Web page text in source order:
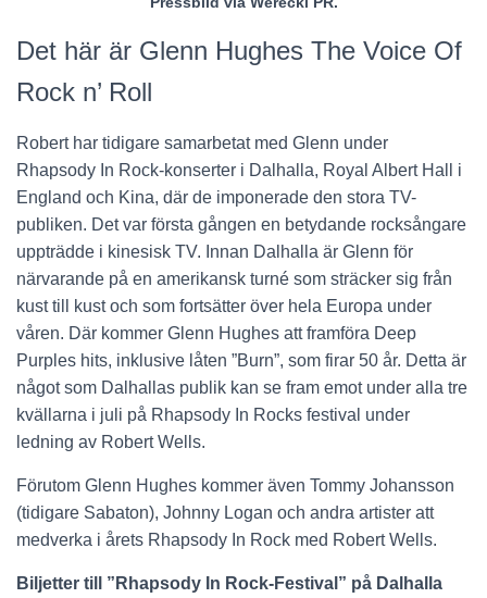
Det här är Glenn Hughes The Voice Of
Rock n’ Roll
Robert har tidigare samarbetat med Glenn under
Rhapsody In Rock-konserter i Dalhalla, Royal Albert Hall i
England och Kina, där de imponerade den stora TV-
publiken. Det var första gången en betydande rocksångare
uppträdde i kinesisk TV. Innan Dalhalla är Glenn för
närvarande på en amerikansk turné som sträcker sig från
kust till kust och som fortsätter över hela Europa under
våren. Där kommer Glenn Hughes att framföra Deep
Purples hits, inklusive låten ”Burn”, som firar 50 år. Detta är
något som Dalhallas publik kan se fram emot under alla tre
kvällarna i juli på Rhapsody In Rocks festival under
ledning av Robert Wells.
Förutom Glenn Hughes kommer även Tommy Johansson
(tidigare Sabaton), Johnny Logan och andra artister att
medverka i årets Rhapsody In Rock med Robert Wells.
Biljetter till ”Rhapsody In Rock-Festival” på Dalhalla